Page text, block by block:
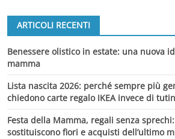
ARTICOLI RECENTI
Benessere olistico in estate: una nuova
mamma
Lista nascita 2026: perché sempre più
chiedono carte regalo IKEA invece di
Festa della Mamma, regali senza
sostituiscono fiori e acquisti dell’ultimo